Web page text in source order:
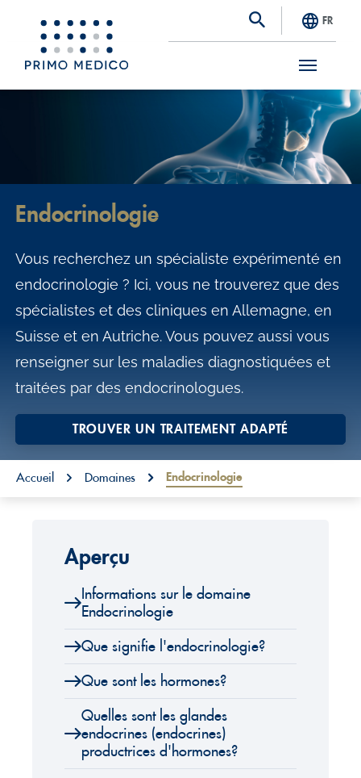
S
FR
Endocrinologie
Vous recherchez un spécialiste expérimenté en
endocrinologie ? Ici, vous ne trouverez que des
spécialistes et des cliniques en Allemagne, en
Suisse et en Autriche. Vous pouvez aussi vous
renseigner sur les maladies diagnostiquées et
traitées par des endocrinologues.
TROUVER UN TRAITEMENT ADAPTÉ
You are here:
Accueil Domaines Endocrinologie
Aperçu
Informations sur le domaine
Endocrinologie
Que signifie l'endocrinologie?
Que sont les hormones?
Quelles sont les glandes
endocrines (endocrines)
productrices d'hormones?